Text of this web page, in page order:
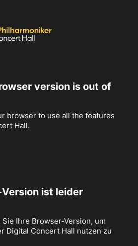
version is out of
browser to use all the features
Hall.
ist leider
Ihre Browser-Version, um
Digital Concert Hall nutzen zu